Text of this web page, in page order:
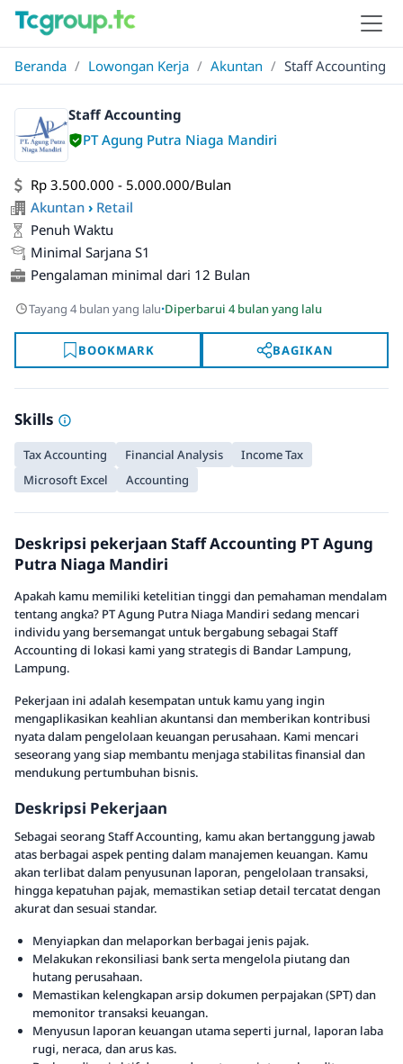
Beranda / Lowongan Kerja / Akuntan / Staff Accounting
Staff Accounting
PT Agung Putra Niaga Mandiri
Rp 3.500.000 - 5.000.000/Bulan
Akuntan › Retail
Penuh Waktu
Minimal Sarjana S1
Pengalaman minimal dari 12 Bulan
Tayang 4 bulan yang lalu·Diperbarui 4 bulan yang lalu
BOOKMARK BAGIKAN
Skills
Tax Accounting Financial Analysis
Income Tax
Microsoft Excel
Accounting
Deskripsi pekerjaan Staff Accounting PT Agung
Putra Niaga Mandiri
Apakah kamu memiliki ketelitian tinggi dan pemahaman mendalam
tentang angka? PT Agung Putra Niaga Mandiri sedang mencari
individu yang bersemangat untuk bergabung sebagai Staff
Accounting di lokasi kami yang strategis di Bandar Lampung,
Lampung.
Pekerjaan ini adalah kesempatan untuk kamu yang ingin
mengaplikasikan keahlian akuntansi dan memberikan kontribusi
nyata dalam pengelolaan keuangan perusahaan. Kami mencari
seseorang yang siap membantu menjaga stabilitas finansial dan
mendukung pertumbuhan bisnis.
Deskripsi Pekerjaan
Sebagai seorang Staff Accounting, kamu akan bertanggung jawab
atas berbagai aspek penting dalam manajemen keuangan. Kamu
akan terlibat dalam penyusunan laporan, pengelolaan transaksi,
hingga kepatuhan pajak, memastikan setiap detail tercatat dengan
akurat dan sesuai standar.
Menyiapkan dan melaporkan berbagai jenis pajak.
Melakukan rekonsiliasi bank serta mengelola piutang dan
hutang perusahaan.
Memastikan kelengkapan arsip dokumen perpajakan (SPT) dan
memonitor transaksi keuangan.
Menyusun laporan keuangan utama seperti jurnal, laporan laba
rugi, neraca, dan arus kas.